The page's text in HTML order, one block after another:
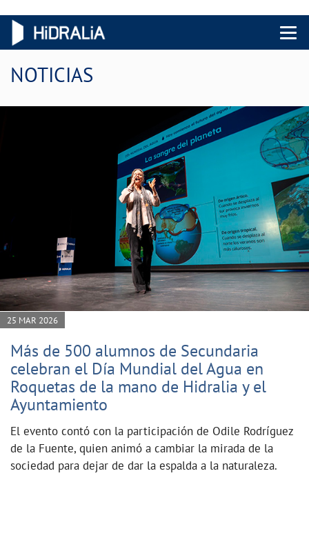
Menu
NOTICIAS
25 MAR 2026
Más de 500 alumnos de Secundaria
celebran el Día Mundial del Agua en
Roquetas de la mano de Hidralia y el
Ayuntamiento
El evento contó con la participación de Odile Rodríguez
de la Fuente, quien animó a cambiar la mirada de la
sociedad para dejar de dar la espalda a la naturaleza.